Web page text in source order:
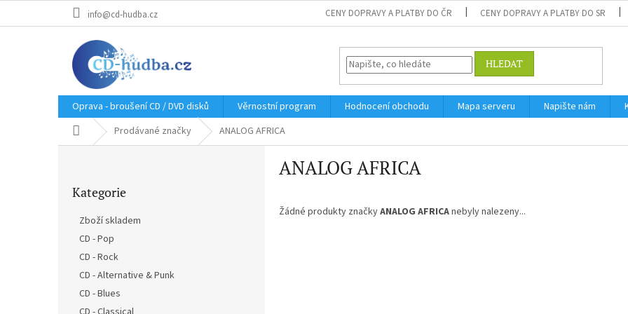
info@cd-hudba.cz CENY DOPRAVY A PLATBY DO ČR CENY DOPRAVY A PLATBY DO SR
HLEDAT
Oprava - broušení CD / DVD disků Věrnostní program Hodnocení obchodu Mapa serveru Napište nám
Domů Prodávané značky ANALOG AFRICA
kategorie
Kategorie
Zboží skladem
CD - Pop
CD - Rock
CD - Alternative & Punk
CD - Blues
ANALOG AFRICA
Žádné produkty značkyANALOG AFRICAnebyly nalezeny...